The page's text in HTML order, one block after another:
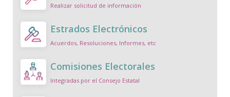
Realizar solicitud de información
Estrados Electrónicos
Acuerdos, Resoluciones, Informes, etc
Comisiones Electorales
Integradas por el Consejo Estatal